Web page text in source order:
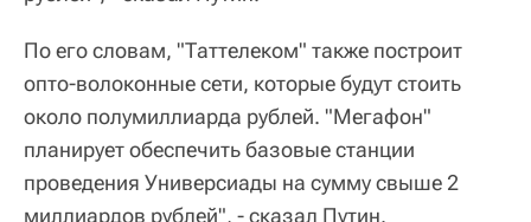
По его словам, "Таттелеком" также построит
опто-волоконные сети, которые будут стоить
около полумиллиарда рублей. "Мегафон"
планирует обеспечить базовые станции
проведения Универсиады на сумму свыше 2
миллиардов рублей", - сказал Путин.